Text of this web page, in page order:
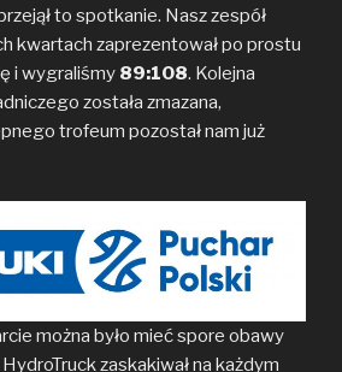
to spotkanie. Nasz zespół
kwartach zaprezentował po prostu
i wygraliśmy 89:108. Kolejna
została zmazana,
trofeum pozostał nam już
można było mieć spore obawy
zaskakiwał na każdym